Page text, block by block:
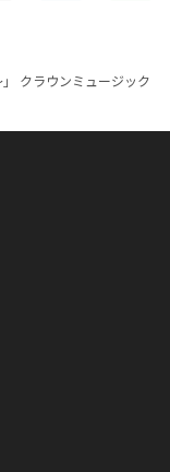
クラウンミュージック